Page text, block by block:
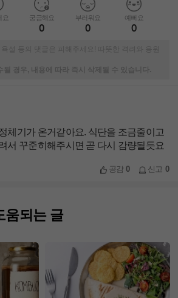
요 궁금해요
0
부러워요
0
예뻐요
0
설 등의 댓글은 피해주세요! 따뜻한 격려와 응원
될 경우, 내용에 따라 즉시 삭제될 수 있습니다.
체기가 온거같아요. 식단을 조금줄이고
서 꾸준히해주시면 곧 다시 감량될듯요
공감0 신고 0
움되는 글